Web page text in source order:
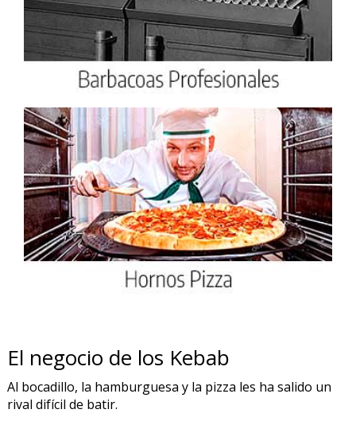
El negocio de los Kebab
Al bocadillo, la hamburguesa y la pizza les ha salido un
rival difícil de batir.